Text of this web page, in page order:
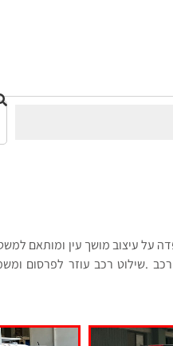
על עיצוב מושך עין ומותאם
.שילוט רכב עוזר לפרסום